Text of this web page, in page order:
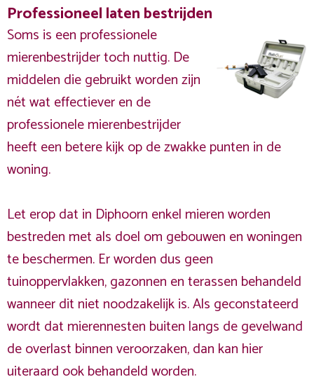
Professioneel laten bestrijden
Soms is een professionele
mierenbestrijder toch nuttig. De
middelen die gebruikt worden zijn
nét wat effectiever en de
professionele mierenbestrijder
heeft een betere kijk op de zwakke punten in de
woning.
Let erop dat in Diphoorn enkel mieren worden
bestreden met als doel om gebouwen en woningen
te beschermen. Er worden dus geen
tuinoppervlakken, gazonnen en terassen behandeld
wanneer dit niet noodzakelijk is. Als geconstateerd
wordt dat mierennesten buiten langs de gevelwand
de overlast binnen veroorzaken, dan kan hier
uiteraard ook behandeld worden.